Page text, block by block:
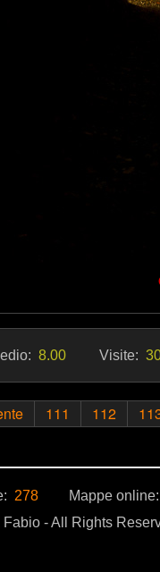
8.00 Visite:
111 112
278
Mappe
- All Rights